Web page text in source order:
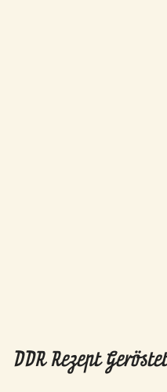
DDR Rezept